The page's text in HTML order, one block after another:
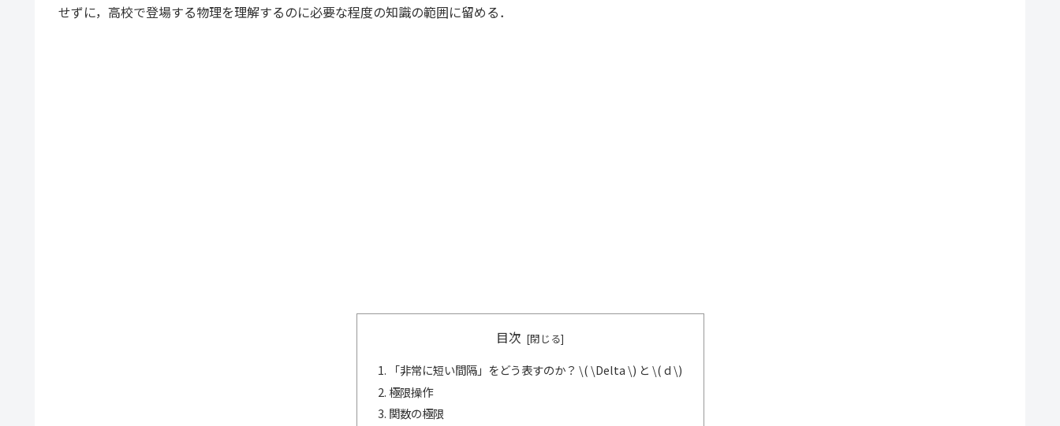
せずに，高校で登場する物理を理解するのに必要な程度の知識の範囲に留める．
目次
「非常に短い間隔」をどう表すのか？ \( \Delta \) と \( d \)
極限操作
関数の極限